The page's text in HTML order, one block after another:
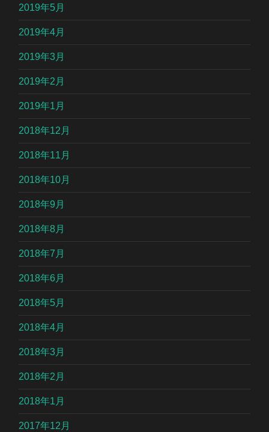
2019年5月
2019年4月
2019年3月
2019年2月
2019年1月
2018年12月
2018年11月
2018年10月
2018年9月
2018年8月
2018年7月
2018年6月
2018年5月
2018年4月
2018年3月
2018年2月
2018年1月
2017年12月